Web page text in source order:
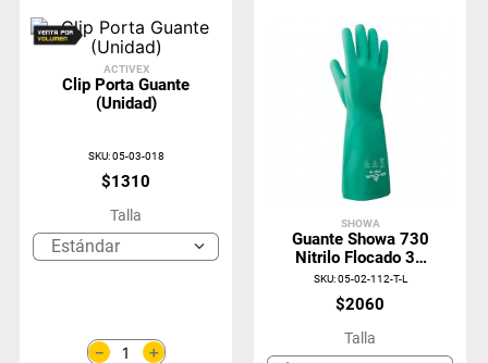
ACTIVEX
Clip Porta Guante
(Unidad)
SKU:05-03-018
$1310
Talla
Estándar
＋
－
SHOWA
Guante Showa 730
Nitrilo Flocado 33
Cms
SKU:05-02-112-T-L
$2060
Talla